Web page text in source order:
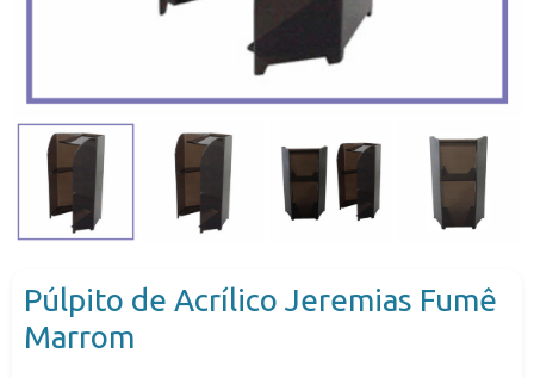
Púlpito de Acrílico Jeremias Fumê
Marrom